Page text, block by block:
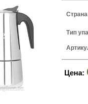
Тип
Цена: